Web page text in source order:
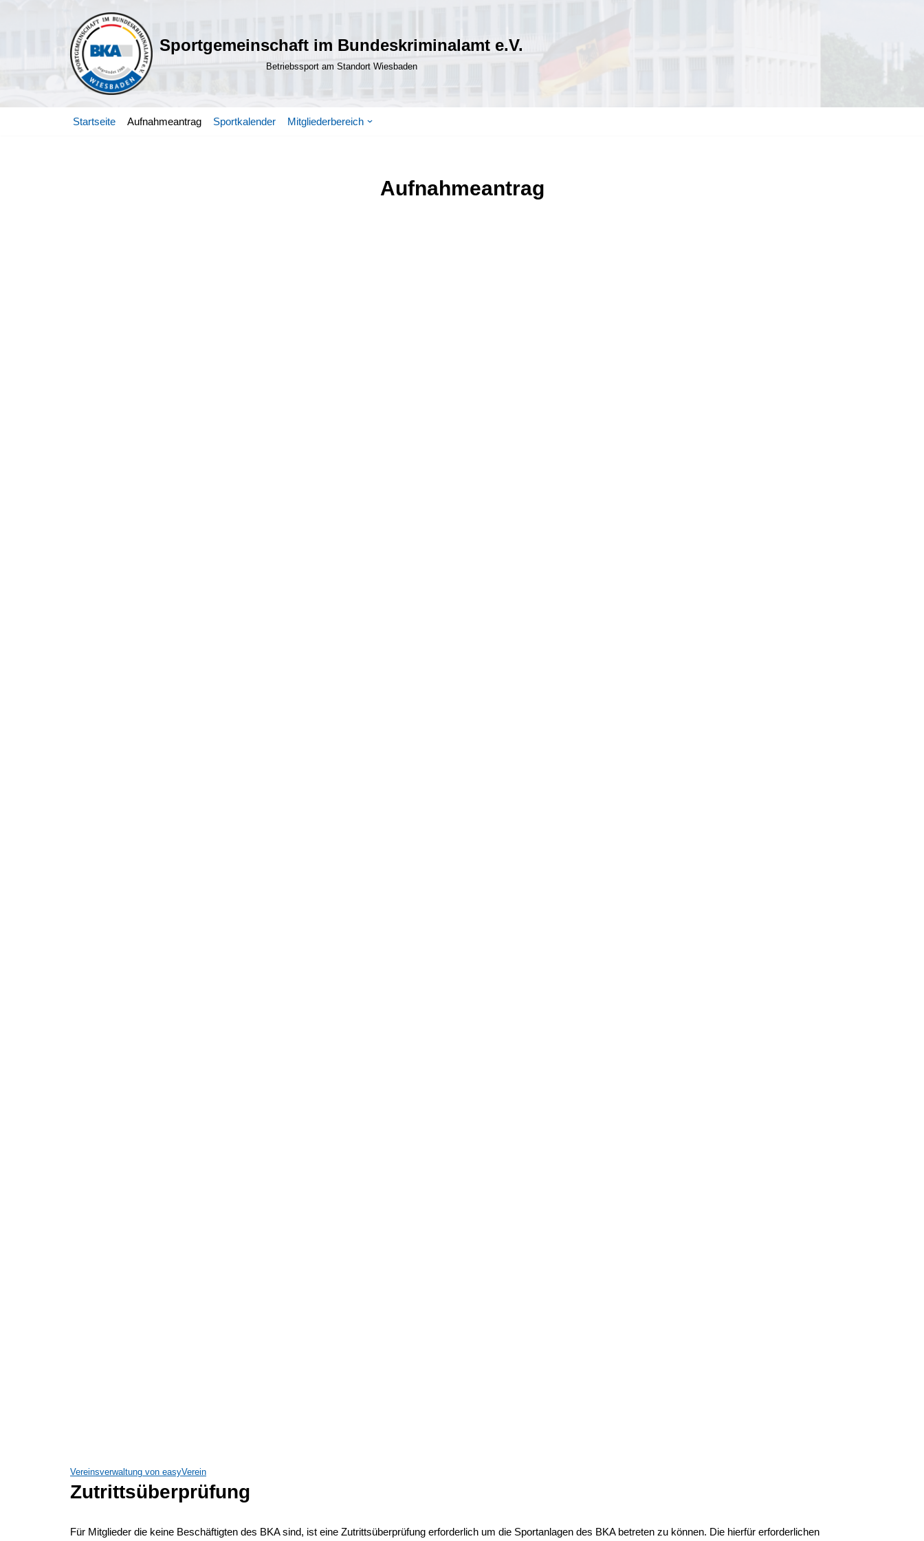
Sportgemeinschaft im Bundeskriminalamt e.V.
Betriebssport am Standort Wiesbaden
Startseite Aufnahmeantrag Sportkalender Mitgliederbereich
Aufnahmeantrag
Vereinsverwaltung von easyVerein
Zutrittsüberprüfung
Für Mitglieder die keine Beschäftigten des BKA sind, ist eine Zutrittsüberprüfung erforderlich um die Sportanlagen des BKA betreten zu können. Die hierfür erforderlichen